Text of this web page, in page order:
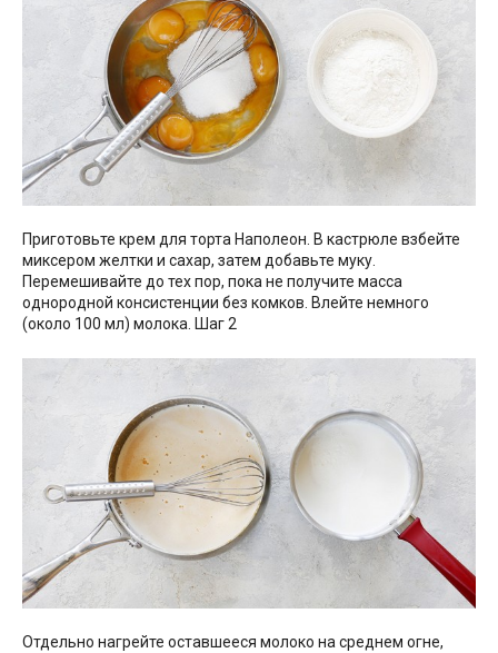
Приготовьте крем для торта Наполеон. В кастрюле взбейте
миксером желтки и сахар, затем добавьте муку.
Перемешивайте до тех пор, пока не получите масса
однородной консистенции без комков. Влейте немного
(около 100 мл) молока. Шаг 2
Отдельно нагрейте оставшееся молоко на среднем огне,